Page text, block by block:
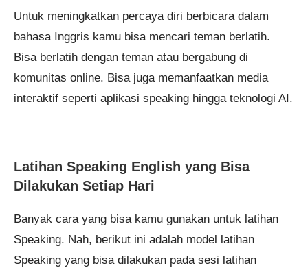
Untuk meningkatkan percaya diri berbicara dalam
bahasa Inggris kamu bisa mencari teman berlatih.
Bisa berlatih dengan teman atau bergabung di
komunitas online. Bisa juga memanfaatkan media
interaktif seperti aplikasi speaking hingga teknologi AI.
Latihan Speaking English yang Bisa
Dilakukan Setiap Hari
Banyak cara yang bisa kamu gunakan untuk latihan
Speaking. Nah, berikut ini adalah model latihan
Speaking yang bisa dilakukan pada sesi latihan